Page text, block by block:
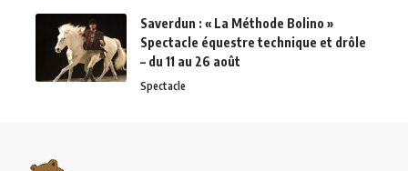
Saverdun : « La Méthode Bolino »
Spectacle équestre technique et drôle
– du 11 au 26 août
Spectacle